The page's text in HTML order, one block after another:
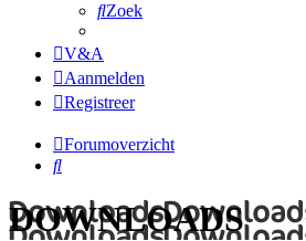
Zoek
V&A
Aanmelden
Registreer
Forumoverzicht
Zoek
DOWNLOADS